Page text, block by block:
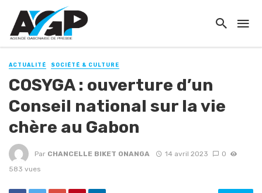
ACTUALITÉ SOCIÉTÉ & CULTURE
COSYGA : ouverture d’un
Conseil national sur la vie
chère au Gabon
Par CHANCELLE BIKET ONANGA 14 avril 2023
0
583 vues